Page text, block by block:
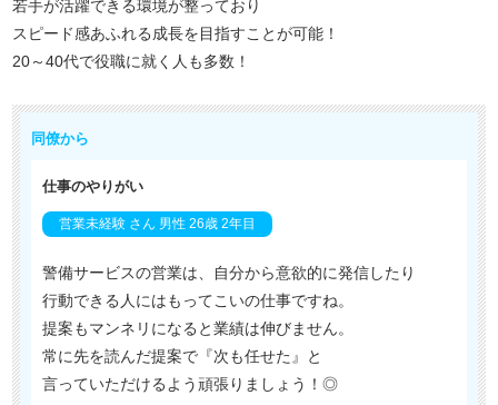
若手が活躍できる環境が整っており
スピード感あふれる成長を目指すことが可能！
20～40代で役職に就く人も多数！
同僚から
仕事のやりがい
営業未経験 さん 男性 26歳 2年目
警備サービスの営業は、自分から意欲的に発信したり
行動できる人にはもってこいの仕事ですね。
提案もマンネリになると業績は伸びません。
常に先を読んだ提案で『次も任せた』と
言っていただけるよう頑張りましょう！◎